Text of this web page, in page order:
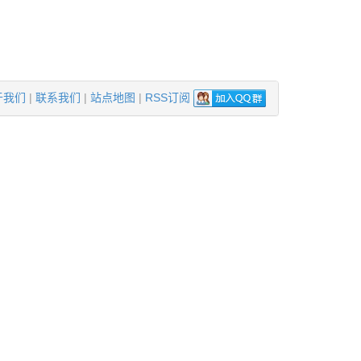
我们 | 联系我们 | 站点地图 | RSS订阅